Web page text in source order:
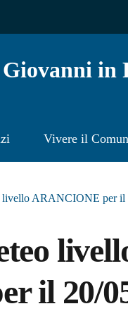
in
Vivere il
livello ARANCIONE per il
il 20/